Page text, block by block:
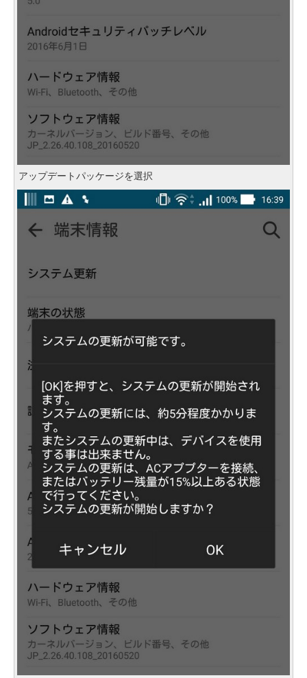
アップデートパッケージを選択